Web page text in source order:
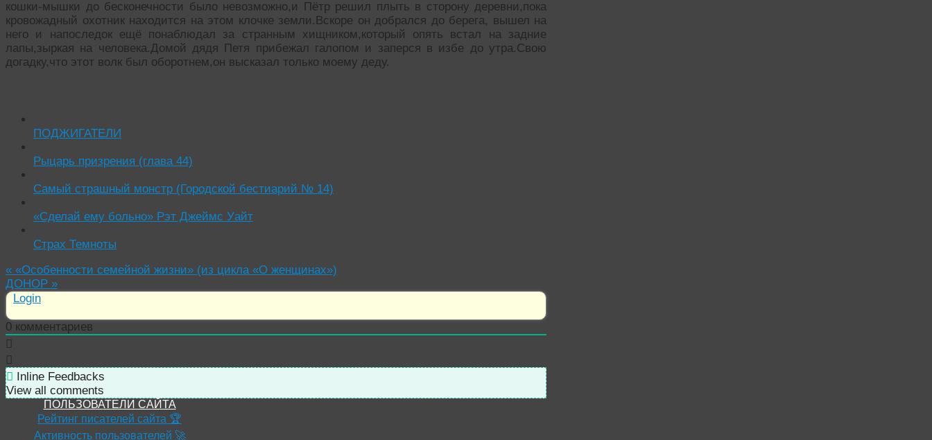
кошки-мышки до бесконечности было невозможно,и Пётр решил плыть в сторону деревни,пока
кровожадный охотник находится на этом клочке земли.Вскоре он добрался до берега, вышел на
него и напоследок ещё понаблюдал за странным хищником,который опять встал на задние
лапы,зыркая на человека.Домой дядя Петя прибежал галопом и заперся в избе до утра.Свою
догадку,что этот волк был оборотнем,он высказал только моему деду.
ПОДЖИГАТЕЛИ
Рыцарь призрения (глава 44)
Самый страшный монстр (Городской бестиарий № 14)
«Сделай ему больно» Рэт Джеймс Уайт
Страх Темноты
« «Особенности семейной жизни» (из цикла «О женщинах»)
ДОНОР »
Login
0 комментариев
Inline Feedbacks
View all comments
ПОЛЬЗОВАТЕЛИ САЙТА
Рейтинг писателей сайта 🏆
Активность пользователей 🚀